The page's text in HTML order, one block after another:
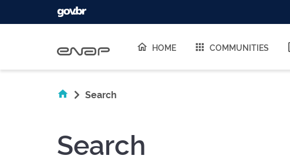
HOME COMMUNITIES
Search
Search